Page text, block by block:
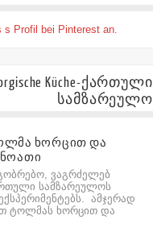
s Profil bei Pinterest an.
Küche-ქართული
სამზარეულო
ხორცით და
ვაგრძელებ
სამზარეულოს
ამჯერად
ტოლმას ხორცით და